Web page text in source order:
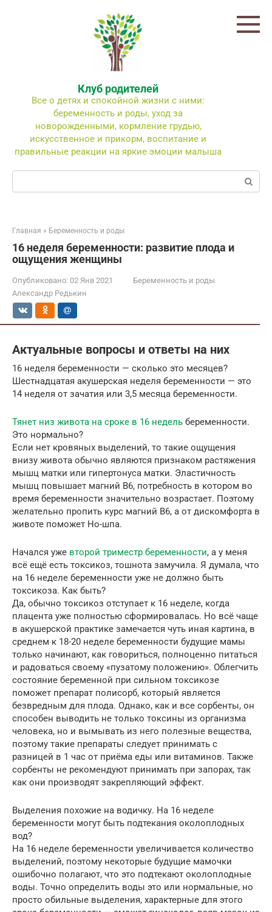
Клуб родителей
Все о детях и спокойной жизни с ними:
беременность и роды, уход за
новорожденными, кормление грудью,
искусственное и прикорм, воспитание и
правильные реакции на яркие эмоции малыша
Поиск:
Главная » Беременность и роды
16 неделя беременности: развитие плода и
ощущения женщины
Опубликовано: 02 Янв 2021
Беременность и роды
Александр Редькин
Актуальные вопросы и ответы на них
16 неделя беременности — сколько это месяцев?
Шестнадцатая акушерская неделя беременности — это
14 неделя от зачатия или 3,5 месяца беременности.
Тянет низ живота на сроке в 16 недель беременности.
Это нормально?
Если нет кровяных выделений, то такие ощущения
внизу живота обычно являются признаком растяжения
мышц матки или гипертонуса матки. Эластичность
мышц повышает магний В6, потребность в котором во
время беременности значительно возрастает. Поэтому
желательно пропить курс магний В6, а от дискомфорта в
животе поможет Но-шпа.
Начался уже второй триместр беременности, а у меня
всё ещё есть токсикоз, тошнота замучила. Я думала, что
на 16 неделе беременности уже не должно быть
токсикоза. Как быть?
Да, обычно токсикоз отступает к 16 неделе, когда
плацента уже полностью сформировалась. Но всё чаще
в акушерской практике замечается чуть иная картина, в
среднем к 18-20 неделе беременности будущие мамы
только начинают, как говориться, полноценно питаться
и радоваться своему «пузатому положению». Облегчить
состояние беременной при сильном токсикозе
поможет препарат полисорб, который является
безвредным для плода. Однако, как и все сорбенты, он
способен выводить не только токсины из организма
человека, но и вымывать из него полезные вещества,
поэтому такие препараты следует принимать с
разницей в 1 час от приёма еды или витаминов. Также
сорбенты не рекомендуют принимать при запорах, так
как они производят закрепляющий эффект.
Выделения похожие на водичку. На 16 неделе
беременности могут быть подтекания околоплодных
вод?
На 16 неделе беременности увеличивается количество
выделений, поэтому некоторые будущие мамочки
ошибочно полагают, что это подтекают околоплодные
воды. Точно определить воды это или нормальные, но
просто обильные выделения, характерные для этого